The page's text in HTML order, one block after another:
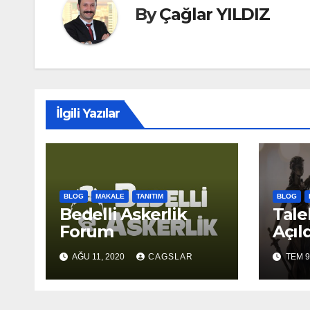
ByÇağlar YILDIZ
İlgili Yazılar
BLOG MAKALE TANITIM
Bedelli Askerlik
Forum
AĞU 11, 2020 CAGSLAR
BLOG
TEM